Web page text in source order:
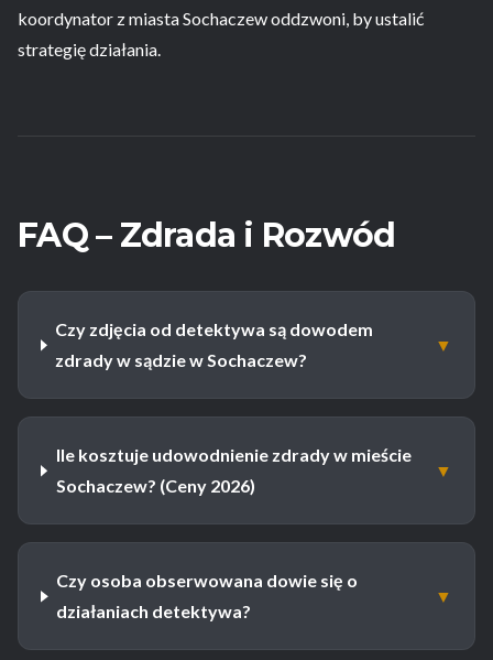
koordynator z miasta Sochaczew oddzwoni, by ustalić
strategię działania.
FAQ – Zdrada i Rozwód
Czy zdjęcia od detektywa są dowodem
zdrady w sądzie w Sochaczew?
▼
Ile kosztuje udowodnienie zdrady w mieście
Sochaczew? (Ceny 2026)
▼
Czy osoba obserwowana dowie się o
działaniach detektywa?
▼